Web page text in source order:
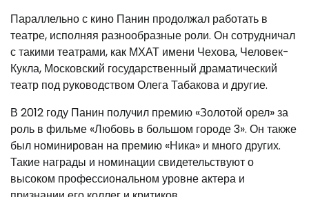
Параллельно с кино Панин продолжал работать в
театре, исполняя разнообразные роли. Он сотрудничал
с такими театрами, как МХАТ имени Чехова, Человек-
Кукла, Московский государственный драматический
театр под руководством Олега Табакова и другие.
В 2012 году Панин получил премию «Золотой орел» за
роль в фильме «Любовь в большом городе 3». Он также
был номинирован на премию «Ника» и много других.
Такие награды и номинации свидетельствуют о
высоком профессиональном уровне актера и